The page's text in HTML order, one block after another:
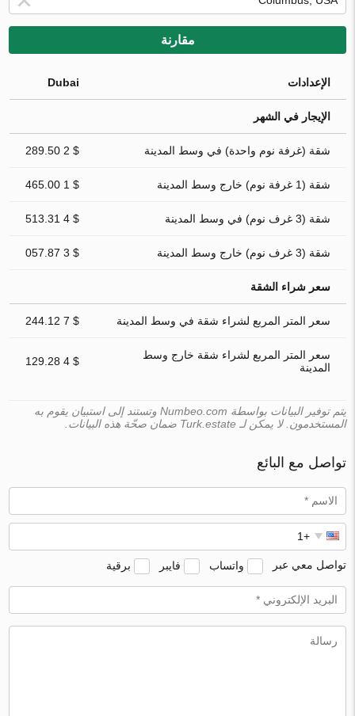
مقارنة
الإعدادات Dubai
الإيجار في الشهر
شقة (غرفة نوم واحدة) في وسط المدينة $ 2 289.50
شقة (1 غرفة نوم) خارج وسط المدينة $ 1 465.00
شقة (3 غرف نوم) في وسط المدينة $ 4 513.31
شقة (3 غرف نوم) خارج وسط المدينة $ 3 057.87
سعر شراء الشقة
سعر المتر المربع لشراء شقة في وسط المدينة $ 7 244.12
سعر المتر المربع لشراء شقة خارج وسط
المدينة
$ 4 129.28
يتم توفير البيانات بواسطة Numbeo.com وتستند إلى استبيان يقوم به
المستخدمون. لا يمكن لـ Turk.estate ضمان صحّة هذه البيانات.
تواصل مع البائع
تواصل معي عبر واتساب فايبر برقية